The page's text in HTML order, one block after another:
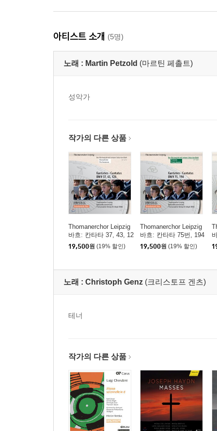
아티스트 소개 (5명)
노래 : Martin Petzold (마르틴 페촐트)
성악가
작가의 다른 상품
Thomanerchor Leipzig
바흐: 칸타타 37, 43, 12
8번 - 성 토마스 합창단
(Bach: Cantatas BWV3
19,500원 (19% 할인)
Thomanerchor Leipzig
바흐: 칸타타 75번, 194
번 - 성 토마스 합창단
(Bach: Cantatas BWV7
19,500원 (19% 할인)
노래 : Christoph Genz (크리스토프 겐츠)
테너
작가의 다른 상품